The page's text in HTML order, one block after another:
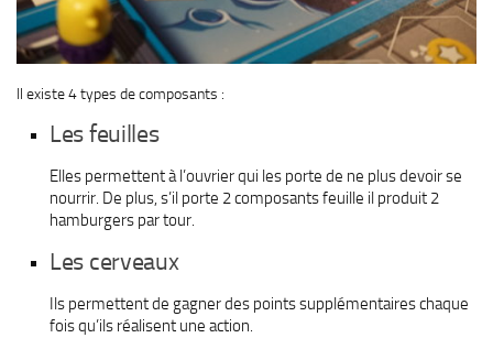
Il existe 4 types de composants :
Les feuilles
Elles permettent à l’ouvrier qui les porte de ne plus devoir se
nourrir. De plus, s’il porte 2 composants feuille il produit 2
hamburgers par tour.
Les cerveaux
Ils permettent de gagner des points supplémentaires chaque
fois qu’ils réalisent une action.